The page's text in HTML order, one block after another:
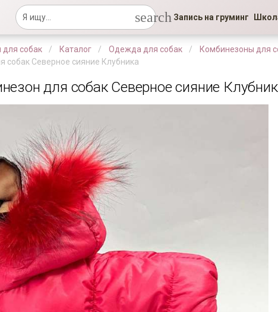
search Запись на груминг
для собак Каталог Одежда для собак Комбинезоны для
собак Северное сияние Клубника
для собак Северное сияние